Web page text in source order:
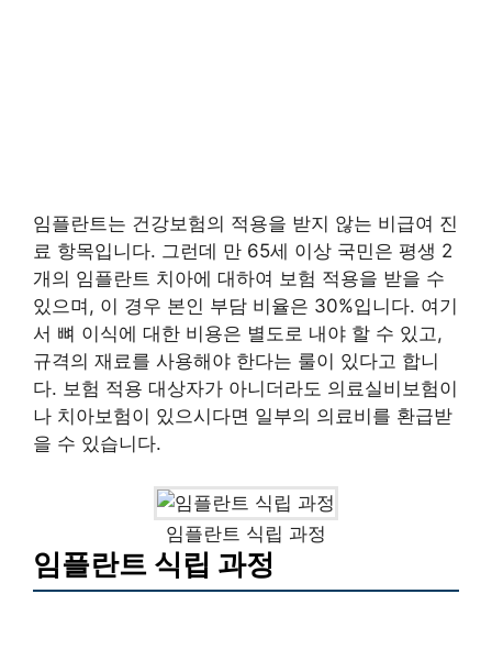
임플란트는 건강보험의 적용을 받지 않는 비급여 진
료 항목입니다. 그런데 만 65세 이상 국민은 평생 2
개의 임플란트 치아에 대하여 보험 적용을 받을 수
있으며, 이 경우 본인 부담 비율은 30%입니다. 여기
서 뼈 이식에 대한 비용은 별도로 내야 할 수 있고,
규격의 재료를 사용해야 한다는 룰이 있다고 합니
다. 보험 적용 대상자가 아니더라도 의료실비보험이
나 치아보험이 있으시다면 일부의 의료비를 환급받
을 수 있습니다.
임플란트 식립 과정
임플란트 식립 과정